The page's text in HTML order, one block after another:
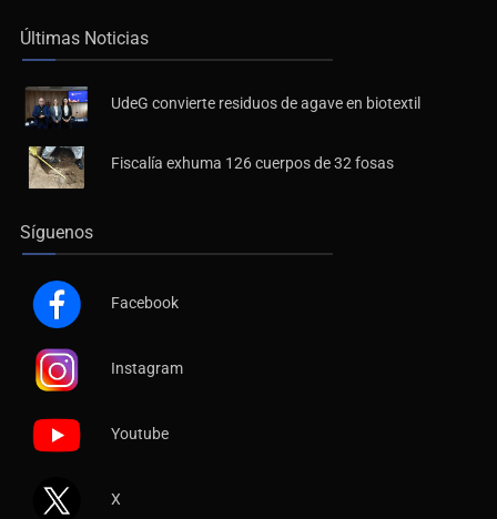
Últimas Noticias
UdeG convierte residuos de agave en biotextil
Fiscalía exhuma 126 cuerpos de 32 fosas
Síguenos
Facebook
Instagram
Youtube
X